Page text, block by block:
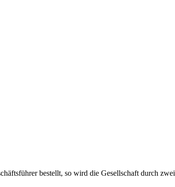
bestellt, so wird die Gesellschaft durch